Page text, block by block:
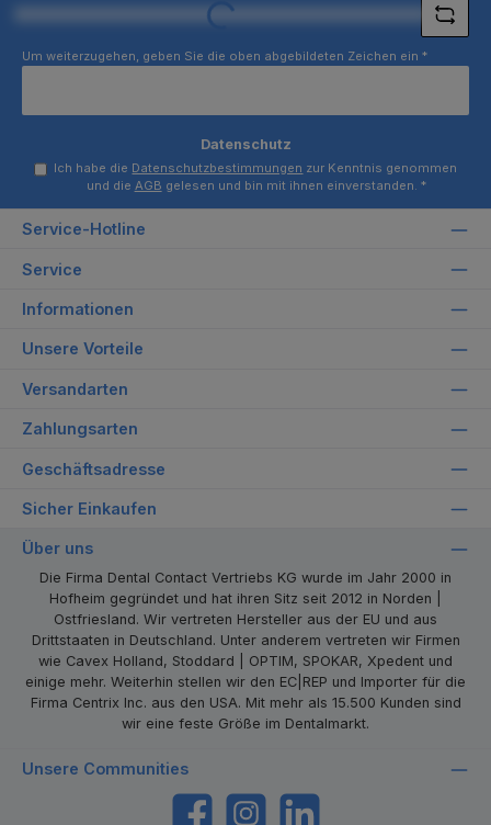
Loading...
Um weiterzugehen, geben Sie die oben abgebildeten Zeichen ein *
Datenschutz
Ich habe die Datenschutzbestimmungen zur Kenntnis genommen
und die AGB gelesen und bin mit ihnen einverstanden. *
Service-Hotline
Service
Informationen
Unsere Vorteile
Versandarten
Zahlungsarten
Geschäftsadresse
Sicher Einkaufen
Über uns
Die Firma Dental Contact Vertriebs KG wurde im Jahr 2000 in
Hofheim gegründet und hat ihren Sitz seit 2012 in Norden |
Ostfriesland. Wir vertreten Hersteller aus der EU und aus
Drittstaaten in Deutschland. Unter anderem vertreten wir Firmen
wie Cavex Holland, Stoddard | OPTIM, SPOKAR, Xpedent und
einige mehr. Weiterhin stellen wir den EC|REP und Importer für die
Firma Centrix Inc. aus den USA. Mit mehr als 15.500 Kunden sind
wir eine feste Größe im Dentalmarkt.
Unsere Communities